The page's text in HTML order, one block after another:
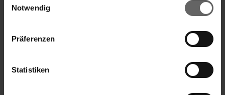
Cookies, wenn Sie unsere Webseite weiterhin nutzen.
Notwendig
Präferenzen
Statistiken
Sprache: